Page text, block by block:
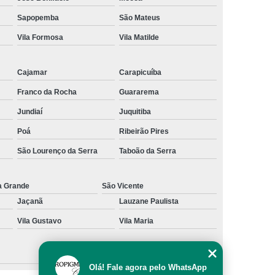
Preenchimento Capilar com Micro Ponto
Preenchimento Capilar com Pigmentação
Preenchimento Capilar Masculino
Preenchimento Capilar nas Entradas
Diminuir Testa
Tratamento de Calvície
Tratamento para Calvície com Micopigmentação
Tratamento para Calvície em Homens
Tratamento para Calvície Masculina
Sapopemba São Mateus
Vila Formosa Vila Matilde
Cajamar Carapicuíba
Franco da Rocha Guararema
Jundiaí Juquitiba
Poá Ribeirão Pires
São Lourenço da Serra Taboão da Serra
Grande
São Vicente
Jaçanã Lauzane Paulista
Vila Gustavo Vila Maria
Olá! Fale agora pelo WhatsApp